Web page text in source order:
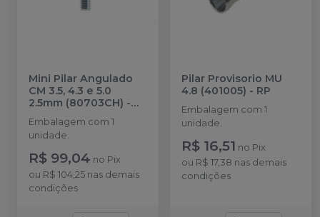
Mini Pilar Angulado
CM 3.5, 4.3 e 5.0
2.5mm (80703CH) -
Embalagem com 1
unidade.
R$ 99,04 no Pix
ou R$ 104,25 nas demais
condições
Pilar Provisorio MU
4.8 (401005) - RP
Embalagem com 1
unidade.
R$ 16,51 no Pix
ou R$ 17,38 nas demais
condições